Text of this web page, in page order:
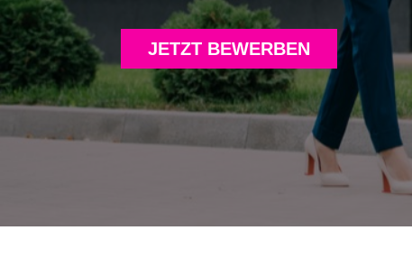
JETZT BEWERBEN